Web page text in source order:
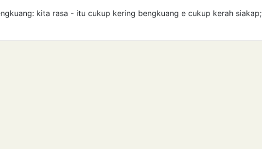
kita rasa - itu cukup kering bengkuang e cukup kerah siakap;